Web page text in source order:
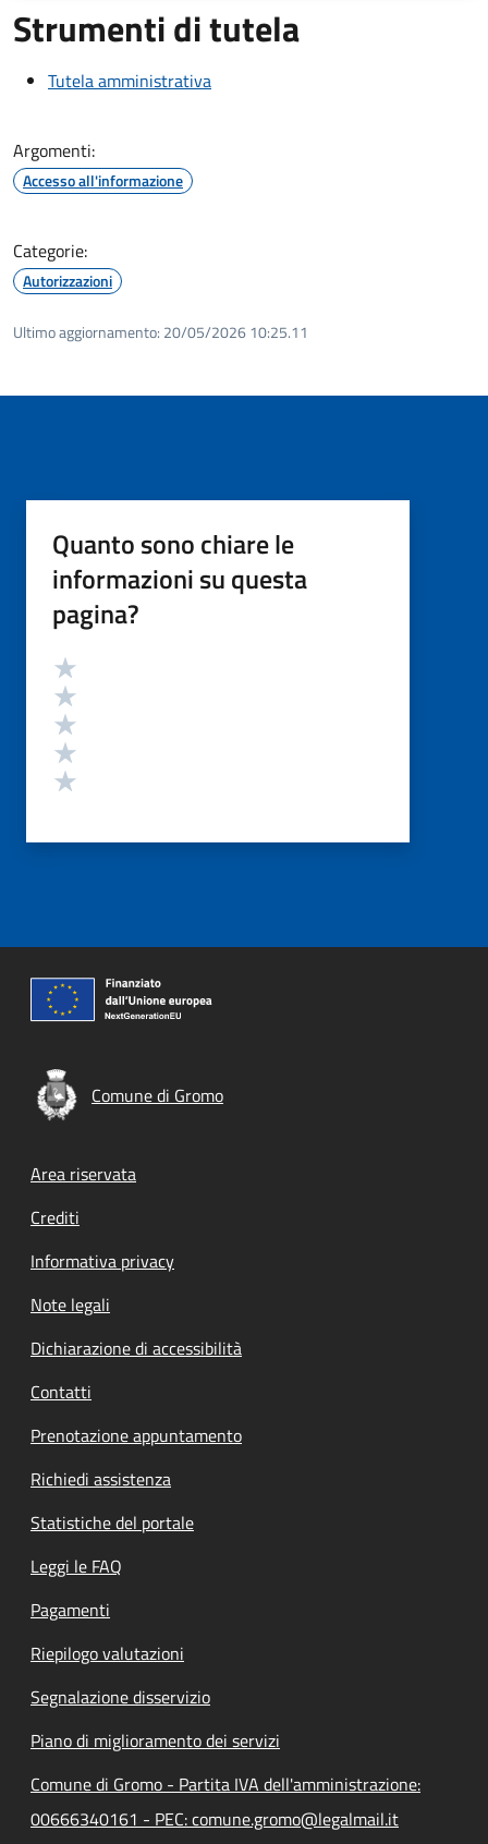
Strumenti di tutela
Tutela amministrativa
Argomenti:
Accesso all'informazione
Categorie:
Autorizzazioni
Ultimo aggiornamento: 20/05/2026 10:25.11
Quanto sono chiare le
informazioni su questa
pagina?
Valutazione
Comune di Gromo
Footer menu
Area riservata
Crediti
Informativa privacy
Note legali
Dichiarazione di accessibilità
Contatti
Prenotazione appuntamento
Richiedi assistenza
Statistiche del portale
Leggi le FAQ
Pagamenti
Riepilogo valutazioni
Segnalazione disservizio
Piano di miglioramento dei servizi
Comune di Gromo - Partita IVA dell'amministrazione:
00666340161 - PEC: comune.gromo@legalmail.it